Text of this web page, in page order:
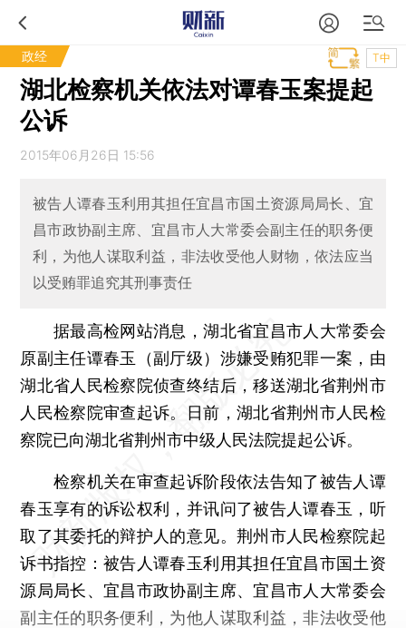
政经 T中
湖北检察机关依法对谭春玉案提起
公诉
2015年06月26日 15:56
被告人谭春玉利用其担任宜昌市国土资源局局长、宜
昌市政协副主席、宜昌市人大常委会副主任的职务便
利，为他人谋取利益，非法收受他人财物，依法应当
以受贿罪追究其刑事责任
据最高检网站消息，湖北省宜昌市人大常委会
原副主任谭春玉（副厅级）涉嫌受贿犯罪一案，由
湖北省人民检察院侦查终结后，移送湖北省荆州市
人民检察院审查起诉。日前，湖北省荆州市人民检
察院已向湖北省荆州市中级人民法院提起公诉。
检察机关在审查起诉阶段依法告知了被告人谭
春玉享有的诉讼权利，并讯问了被告人谭春玉，听
取了其委托的辩护人的意见。荆州市人民检察院起
诉书指控：被告人谭春玉利用其担任宜昌市国土资
源局局长、宜昌市政协副主席、宜昌市人大常委会
副主任的职务便利，为他人谋取利益，非法收受他